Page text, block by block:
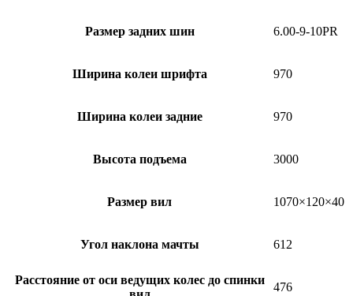
Размер задних шин 6.00-9-10PR
Ширина колеи шрифта 970
Ширина колеи задние 970
Высота подъема 3000
Размер вил 1070×120×40
Угол наклона мачты 612
Расстояние от оси ведущих колес до спинки
476